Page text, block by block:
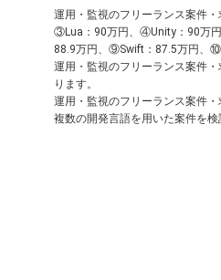
運用・監視のフリーランス案件
③Lua ：90万円、④Unity：90万
88.9万円、⑨Swift：87.5万円、⑩
運用・監視のフリーランス案件
ります。
運用・監視のフリーランス案件
複数の開発言語を用いた案件を検